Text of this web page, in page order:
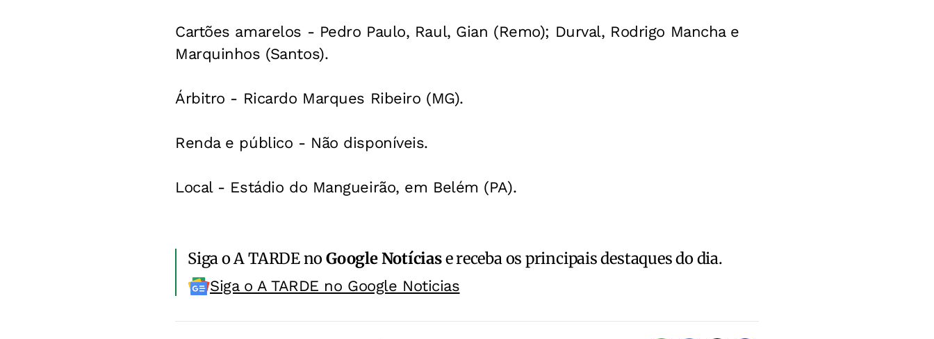
Cartões amarelos - Pedro Paulo, Raul, Gian (Remo); Durval, Rodrigo Mancha e
Marquinhos (Santos).
Árbitro - Ricardo Marques Ribeiro (MG).
Renda e público - Não disponíveis.
Local - Estádio do Mangueirão, em Belém (PA).
Siga o A TARDE noGoogle Notíciase receba os principais destaques do dia.
Siga o A TARDE no Google Noticias